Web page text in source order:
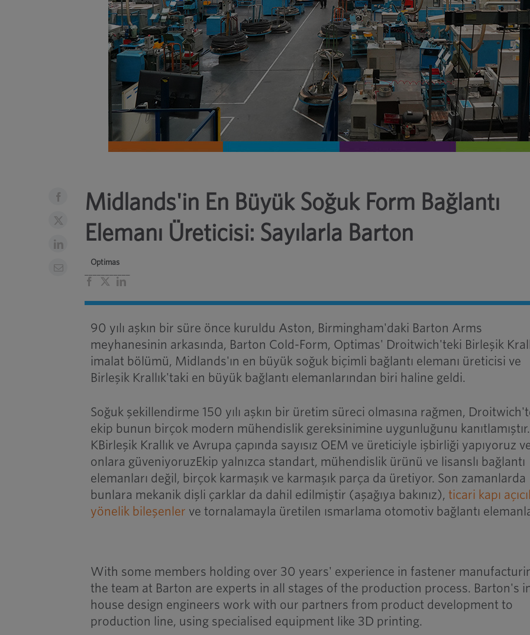
Midlands'in En Büyük Soğuk Form Bağlantı
Elemanı Üreticisi: Sayılarla Barton
Optimas
Facebook
X LinkedIn
90 yılı aşkın bir süre önce kuruldu Aston, Birmingham'daki Barton Arms
meyhanesinin arkasında, Barton Cold-Form, Optimas' Droitwich'teki Birleşik
imalat bölümü, Midlands'ın en büyük soğuk biçimli bağlantı elemanı üreticisi ve
Birleşik Krallık'taki en büyük bağlantı elemanlarından biri haline geldi.
Soğuk şekillendirme 150 yılı aşkın bir üretim süreci olmasına rağmen,
ekip bunun birçok modern mühendislik gereksinimine uygunluğunu kanıtlamıştır.
KBirleşik Krallık ve Avrupa çapında sayısız OEM ve üreticiyle işbirliği yapıyoruz
onlara güveniyoruzEkip yalnızca standart, mühendislik ürünü ve lisanslı bağlantı
elemanları değil, birçok karmaşık ve karmaşık parça da üretiyor. Son zamanlarda
bunlara mekanik dişli çarklar da dahil edilmiştir (aşağıya bakınız),ticari kapı
yönelik bileşenler ve tornalamayla üretilen ısmarlama otomotiv bağlantı
With some members holding over 30 years' experience in fastener
the team at Barton are experts in all stages of the production process. Barton's
house design engineers work with our partners from product development to
production line, using specialised equipment like 3D printing.